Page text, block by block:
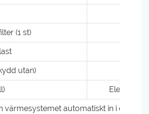
(1 st)
utan)
Elektrisk
automatiskt in i